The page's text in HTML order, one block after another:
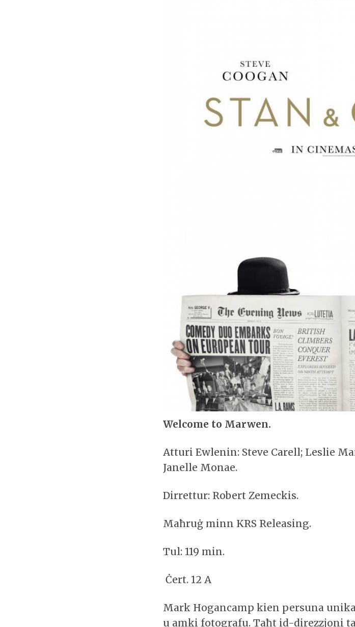
Welcome to Marwen.
Atturi Ewlenin: Steve Carell; Leslie
Janelle Monae.
Dirrettur: Robert Zemeckis.
Maħruġ minn KRS Releasing.
Tul: 119 min.
Ċert. 12 A
Mark Hogancamp kien persuna
u amki fotografu. Taħt id-direzzjoni